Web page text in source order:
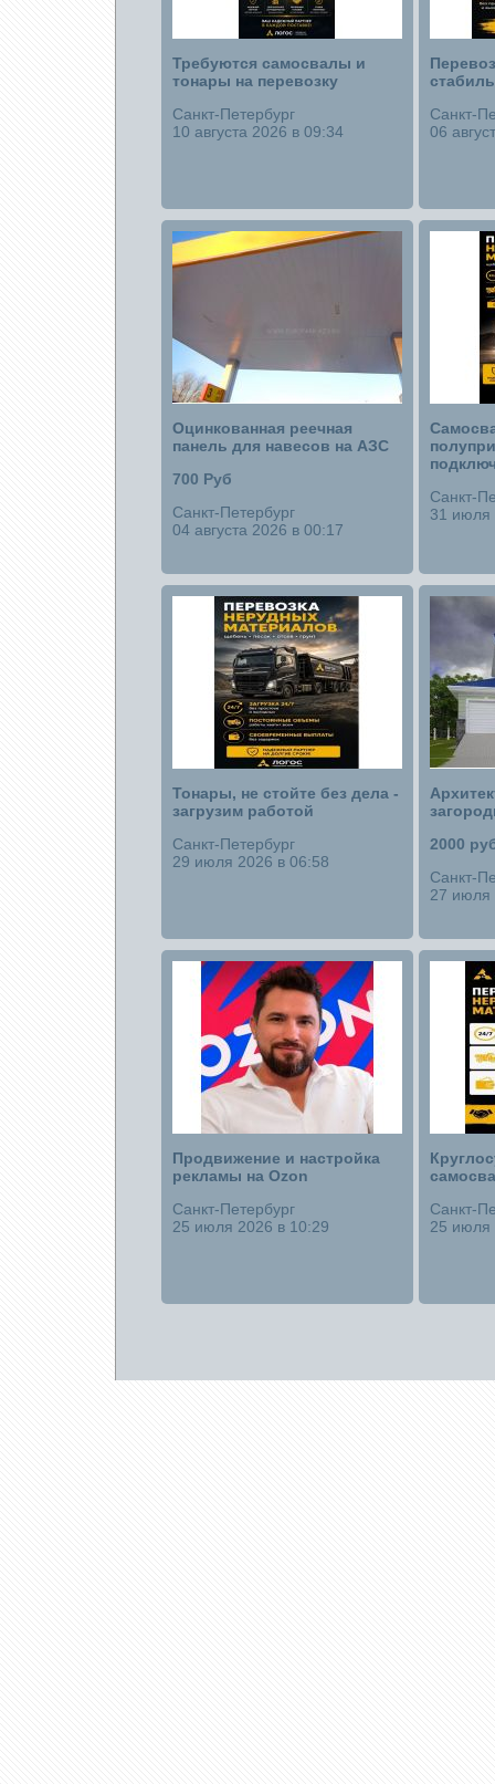
Требуются самосвалы и
тонары на перевозку
Санкт-Петербург
10 августа 2026 в 09:34
Санкт-
06
Оцинкованная реечная
панель для навесов на АЗС
700 Руб
Санкт-Петербург
04 августа 2026 в 00:17
Санкт-
31 июля
Тонары, не стойте без дела -
загрузим работой
Санкт-Петербург
29 июля 2026 в 06:58
2000
Санкт-
27 июля
Продвижение и настройка
рекламы на Ozon
Санкт-Петербург
25 июля 2026 в 10:29
Санкт-
25 июля